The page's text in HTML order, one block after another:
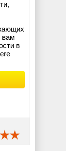
вам
в